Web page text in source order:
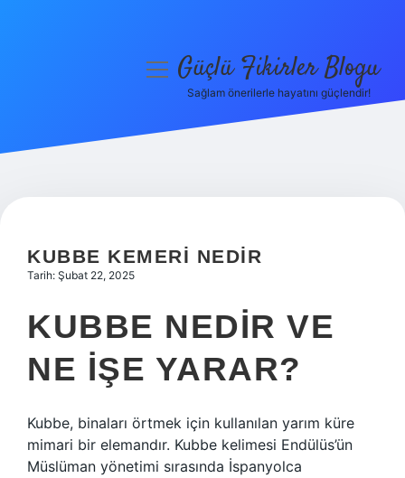
Hakkımızda
menüyüGüçlü Fikirler Blogu
Sağlam önerilerle hayatını güçlendir!
KUBBE KEMERI NEDIR
Tarih: Şubat 22, 2025
KUBBE NEDIR VE
NE IŞE YARAR?
Kubbe, binaları örtmek için kullanılan yarım küre
mimari bir elemandır. Kubbe kelimesi Endülüs’ün
Müslüman yönetimi sırasında İspanyolca